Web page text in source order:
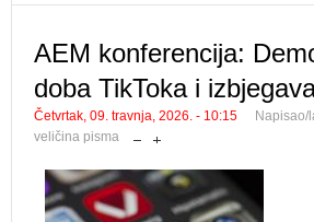
AEM konferencija:
doba TikToka i
Četvrtak, 09. travnja, 2026. - 10:15 Napisao/
veličina pisma
Zaboravili ste lozinku?